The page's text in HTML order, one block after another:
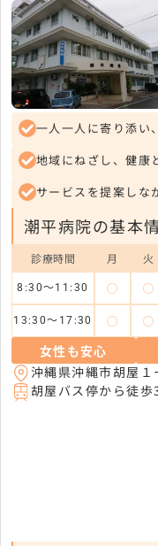
一人一人に寄り添い
地域にねざし、健康
サービスを提案しな
潮平病院の基本
診療時間 月 火
8:30～11:30 ◯ ◯
13:30～17:30 ◯ ◯
女性も安心
沖縄県沖縄市胡屋１
胡屋バス停から徒歩